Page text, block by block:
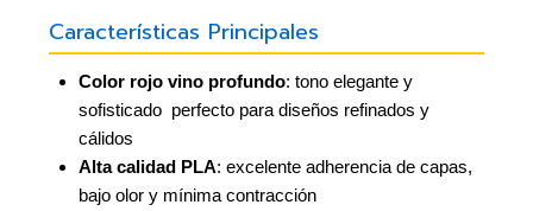
Características Principales
Color rojo vino profundo: tono elegante y
sofisticado  perfecto para diseños refinados y
cálidos
Alta calidad PLA: excelente adherencia de capas,
bajo olor y mínima contracción